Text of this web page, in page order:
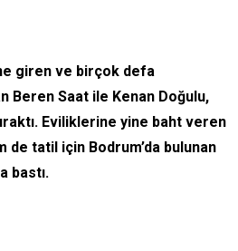
giren ve birçok defa
Beren Saat ile Kenan Doğulu,
Eviliklerine yine baht veren
de tatil için Bodrum’da bulunan
bastı.